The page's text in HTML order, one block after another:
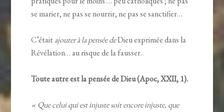
se marier, ne pas se nourrir, ne pas se sanctifier…
C’étaitajouter à la pensée deDieu exprimée dans la
Révélation… au risque de la fausser.
Toute autre est la pensée de Dieu (Apoc, XXII, 1).
« Que celui qui est injuste soit encore injuste, que